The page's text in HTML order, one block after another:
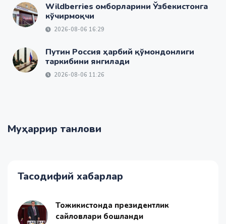
Wildberries омборларини Ўзбекистонга
кўчирмоқчи
2026-08-06 16:29
Путин Россия ҳарбий қўмондонлиги
таркибини янгилади
2026-08-06 11:26
Муҳаррир танлови
Тасодифий хабарлар
Тожикистонда президентлик
сайловлари бошланди